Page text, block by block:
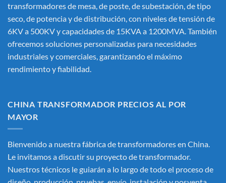
transformadores de mesa, de poste, de subestación, de tipo
seco, de potencia y de distribución, con niveles de tensión de
6KV a 500KV y capacidades de 15KVA a 1200MVA. También
ofrecemos soluciones personalizadas para necesidades
industriales y comerciales, garantizando el máximo
rendimiento y fiabilidad.
CHINA TRANSFORMADOR PRECIOS AL POR
MAYOR
Bienvenido a nuestra fábrica de transformadores en China.
Le invitamos a discutir su proyecto de transformador.
Nuestros técnicos le guiarán a lo largo de todo el proceso de